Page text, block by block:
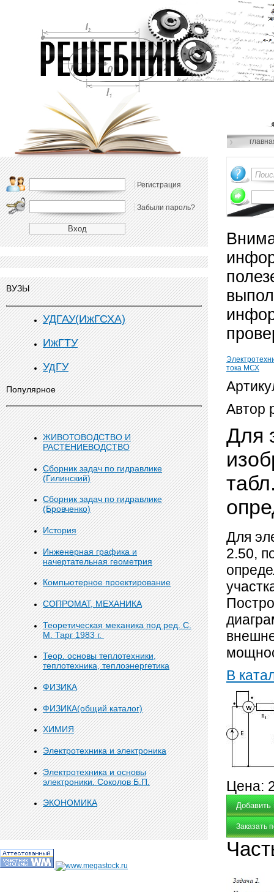
Регистрация
Забыли пароль?
ВУЗЫ
УДГАУ(ИжГСХА)
ИжГТУ
УдГУ
Популярное
ЖИВОТОВОДСТВО И
РАСТЕНИЕВОДСТВО
Сборник задач по гидравлике
(Гилинский)
Сборник задач по гидравлике
(Бровченко)
История
Инженерная графика и
начертательная геометрия
Компьютерное проектирование
СОПРОМАТ, МЕХАНИКА
Теоретическая механика под ред. С.
М. Тарг 1983 г.
Теор. основы теплотехники,
теплотехника, теплоэнергетика
ФИЗИКА
ФИЗИКА(общий каталог)
ХИМИЯ
Электротехника и электроника
Электротехника и основы
электроники. Соколов Б.П.
ЭКОНОМИКА
тока МСХ
Автор
Для
Для
2.50,
В
Цена:
Заказать